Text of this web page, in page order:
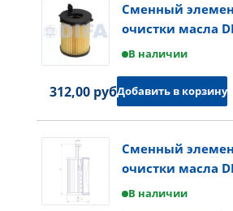
Сменный
очистки масла
В наличии
312,00 руб.Добавить в корзину
Сменный
очистки масла
В наличии